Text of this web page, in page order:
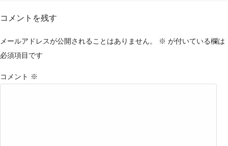
コメントを残す
メールアドレスが公開されることはありません。 ※ が付いている欄は
必須項目です
コメント ※